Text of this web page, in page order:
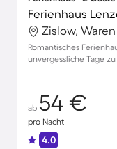
Ferienhaus
Zislow,
Romantisches
unvergessliche Tage
ab 54 €
pro Nacht
4.0